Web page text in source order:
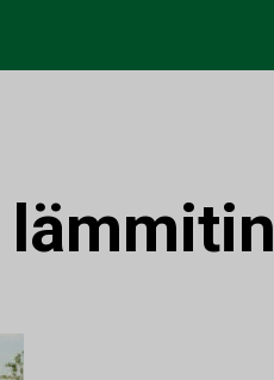
lämmitin